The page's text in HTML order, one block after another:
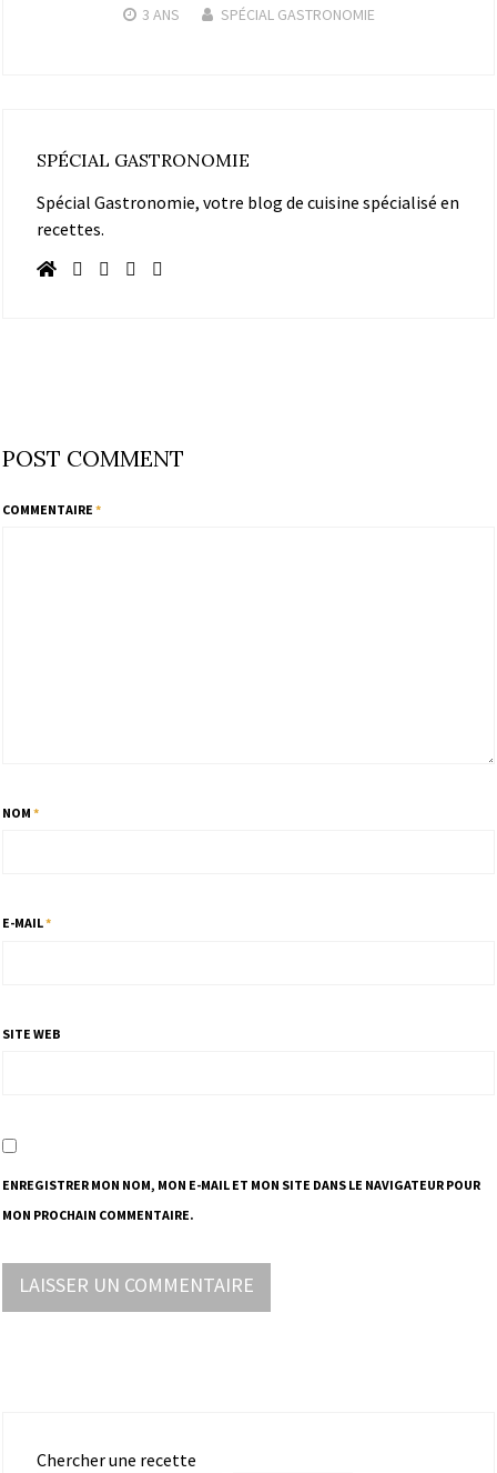
3 ANS SPÉCIAL GASTRONOMIE
SPÉCIAL GASTRONOMIE
Spécial Gastronomie, votre blog de cuisine spécialisé en
recettes.
POST COMMENT
COMMENTAIRE *
NOM *
E-MAIL*
SITE WEB
ENREGISTRER MON NOM, MON E-MAIL ET MON SITE DANS LE NAVIGATEUR POUR
MON PROCHAIN COMMENTAIRE.
Chercher une recette